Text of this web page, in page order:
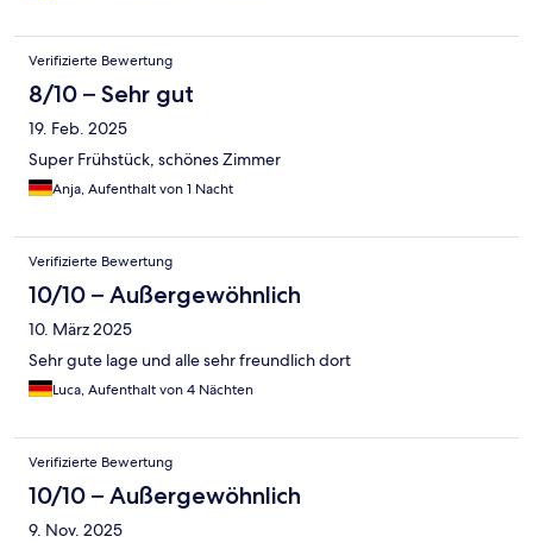
Verifizierte Bewertung
8/10 – Sehr gut
19. Feb. 2025
Super Frühstück, schönes Zimmer
Anja, Aufenthalt von 1 Nacht
Verifizierte Bewertung
10/10 – Außergewöhnlich
10. März 2025
Sehr gute lage und alle sehr freundlich dort
Luca, Aufenthalt von 4 Nächten
Verifizierte Bewertung
10/10 – Außergewöhnlich
9. Nov. 2025